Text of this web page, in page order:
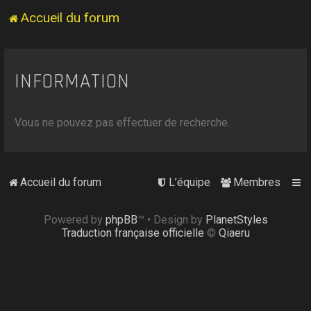
Accueil du forum
INFORMATION
Vous ne pouvez pas effectuer de recherche.
Accueil du forum Membres
L’équipe
Powered by phpBB™ • Design by PlanetStyles
Traduction française officielle © Qiaeru